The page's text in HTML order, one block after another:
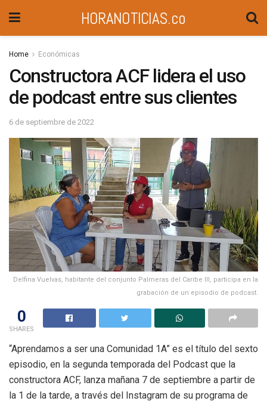
HORANOTICIAS.co
Home Económicas
Constructora ACF lidera el uso
de podcast entre sus clientes
6 de septiembre de 2022
Delfina Vuelvas, habitante del conjunto Palmeras del Caribe III, participa en la
grabación de un episodio de podcast.
0
SHARES
“Aprendamos a ser una Comunidad 1A” es el título del sexto
episodio, en la segunda temporada del Podcast que la
constructora ACF, lanza mañana 7 de septiembre a partir de
la 1 de la tarde, a través del Instagram de su programa de